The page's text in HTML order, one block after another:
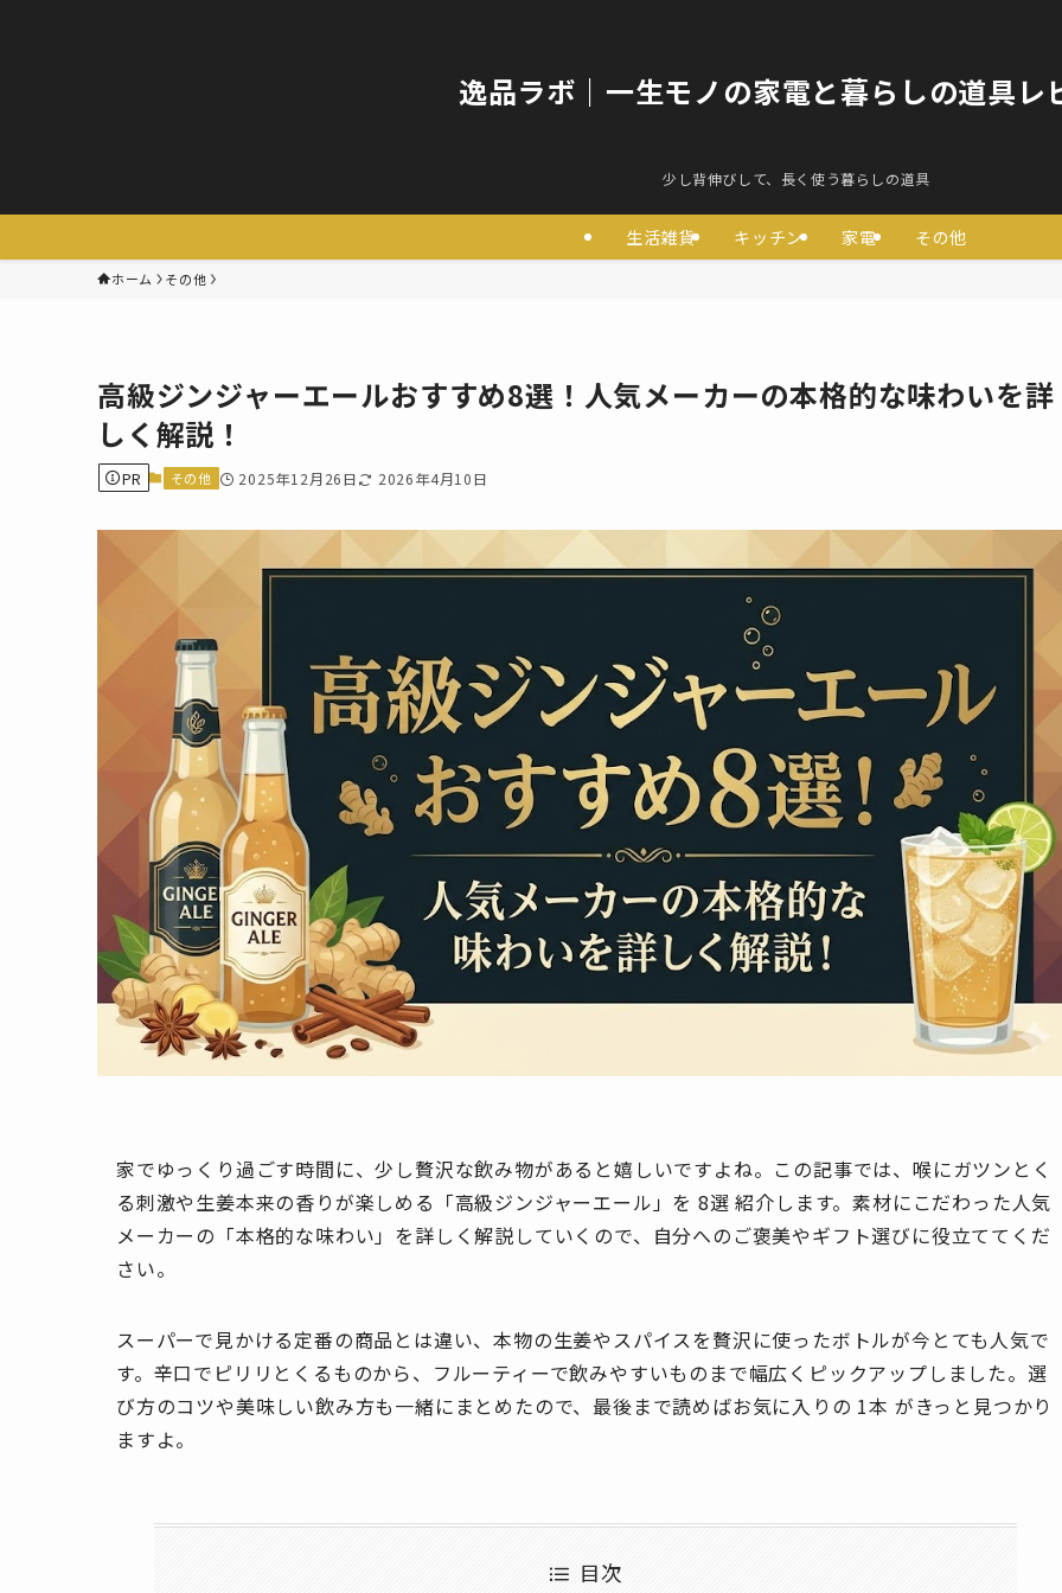
逸品ラボ｜一生モノの家電と暮らしの道具レ
少し背伸びして、長く使う暮らしの道具
生活雑貨 キッチン 家電 その他
ホーム その他
高級ジンジャーエールおすすめ8選！人気メーカーの本格的な味わいを詳
しく解説！
PR その他 2025年12月26日 2026年4月10日
家でゆっくり過ごす時間に、少し贅沢な飲み物があると嬉しいですよね。この記事では、喉にガツンとく
る刺激や生姜本来の香りが楽しめる「高級ジンジャーエール」を 8選 紹介します。素材にこだわった人気
メーカーの「本格的な味わい」を詳しく解説していくので、自分へのご褒美やギフト選びに役立ててくだ
さい。
スーパーで見かける定番の商品とは違い、本物の生姜やスパイスを贅沢に使ったボトルが今とても人気で
す。辛口でピリリとくるものから、フルーティーで飲みやすいものまで幅広くピックアップしました。選
び方のコツや美味しい飲み方も一緒にまとめたので、最後まで読めばお気に入りの 1本 がきっと見つかり
ますよ。
目次